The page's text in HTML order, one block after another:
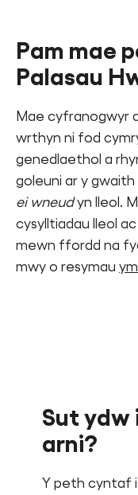
Pam mae
Palasau
Mae cyfranogwyr
wrthyn ni fod
genedlaethol a
goleuni ar y
ei wneudyn lleol.
cysylltiadau lleol
mewn ffordd na
mwy o resymau
Sut ydw
arni?
Y peth cyntaf